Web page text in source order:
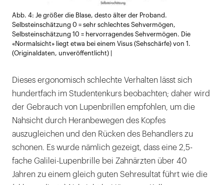
Abb. 4: Je größer die Blase, desto älter der Proband.
Selbsteinschätzung 0 = sehr schlechtes Sehvermögen,
Selbsteinschätzung 10 = hervorragendes Sehvermögen. Die
«Normalsicht» liegt etwa bei einem Visus (Sehschärfe) von 1.
(Originaldaten, unveröffentlicht) |
Dieses ergonomisch schlechte Verhalten lässt sich
hundertfach im Studentenkurs beobachten; daher wird
der Gebrauch von Lupenbrillen empfohlen, um die
Nahsicht durch Heranbewegen des Kopfes
auszugleichen und den Rücken des Behandlers zu
schonen. Es wurde nämlich gezeigt, dass eine 2,5-
fache Galilei-Lupenbrille bei Zahnärzten über 40
Jahren zu einem gleich guten Sehresultat führt wie die